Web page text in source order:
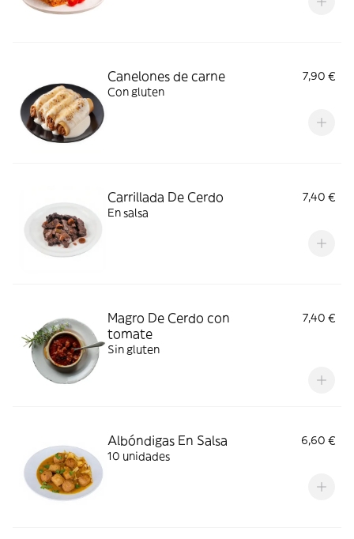
Canelones de carne
7,90 €
Con gluten
Carrillada De Cerdo
7,40 €
En salsa
Magro De Cerdo con
tomate
7,40 €
Sin gluten
Albóndigas En Salsa
6,60 €
10 unidades